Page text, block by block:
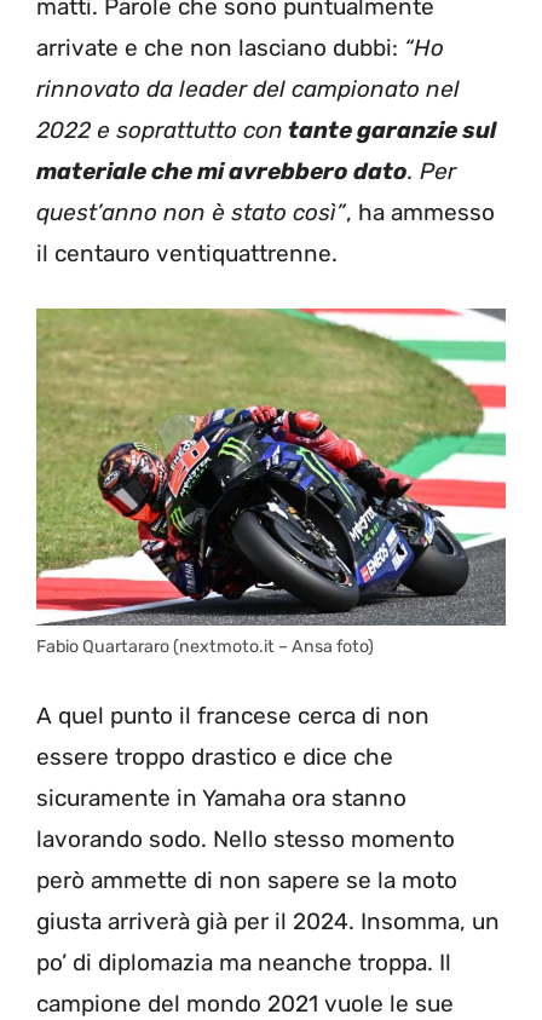
matti. Parole che sono puntualmente
arrivate e che non lasciano dubbi: “Ho
rinnovato da leader del campionato nel
2022 e soprattutto con tante garanzie sul
materiale che mi avrebbero dato. Per
quest’anno non è stato così”, ha ammesso
il centauro ventiquattrenne.
Fabio Quartararo (nextmoto.it – Ansa foto)
A quel punto il francese cerca di non
essere troppo drastico e dice che
sicuramente in Yamaha ora stanno
lavorando sodo. Nello stesso momento
però ammette di non sapere se la moto
giusta arriverà già per il 2024. Insomma, un
po’ di diplomazia ma neanche troppa. Il
campione del mondo 2021 vuole le sue